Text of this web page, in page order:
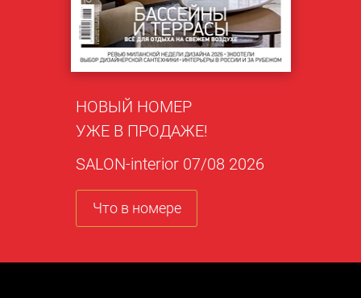
НОВЫЙ НОМЕР
УЖЕ В ПРОДАЖЕ!
SALON-interior 07/08 2026
Что в номере